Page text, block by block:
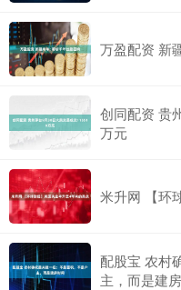
万盈配资 新
创同配资 贵
万元
米升网 【环
配股宝 农村
主，而是建